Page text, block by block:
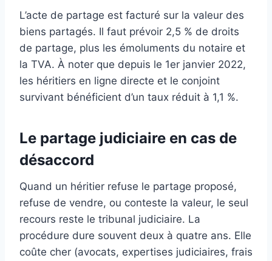
L’acte de partage est facturé sur la valeur des
biens partagés. Il faut prévoir 2,5 % de droits
de partage, plus les émoluments du notaire et
la TVA. À noter que depuis le 1er janvier 2022,
les héritiers en ligne directe et le conjoint
survivant bénéficient d’un taux réduit à 1,1 %.
Le partage judiciaire en cas de
désaccord
Quand un héritier refuse le partage proposé,
refuse de vendre, ou conteste la valeur, le seul
recours reste le tribunal judiciaire. La
procédure dure souvent deux à quatre ans. Elle
coûte cher (avocats, expertises judiciaires, frais